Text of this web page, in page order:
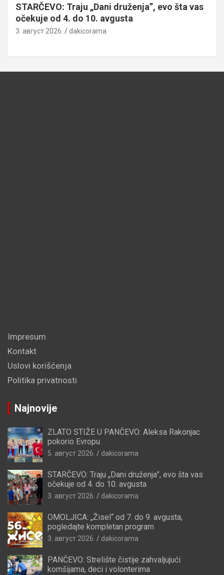
STARČEVO: Traju „Dani druženja”, evo šta vas
očekuje od 4. do 10. avgusta
3. август 2026. dakicorama
Impresum
Kontakt
Uslovi korišćenja
Politika privatnosti
Najnovije
ZLATO STIŽE U PANČEVO: Aleksa Rakonjac
pokorio Evropu
5. август 2026. dakicorama
STARČEVO: Traju „Dani druženja”, evo šta vas
očekuje od 4. do 10. avgusta
3. август 2026. dakicorama
OMOLJICA: „Žisel“ od 7. do 9. avgusta,
pogledajte kompletan program
3. август 2026. dakicorama
PANČEVO: Strelište čistije zahvaljujući
komšijama, deci i volonterima